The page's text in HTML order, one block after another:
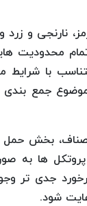
نارنجی و زرد
محدودیت
با شرایط
جمع
اصناف، بخش
ها به
جدی تر